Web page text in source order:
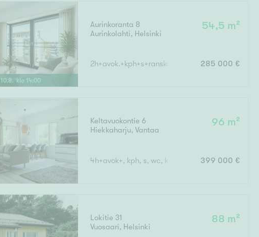
10.8. klo 14:00
Aurinkoranta 8
Aurinkolahti, Helsinki
54,5 m²
2h+avok.+kph+s+ranskalainen parv.285 000 €
Keltavuokontie 6
Hiekkaharju,Vantaa
96 m²
4h+avok+, kph, s, wc, khh, terassi, var399 000 €
Lokitie 31
Vuosaari, Helsinki
88 m²